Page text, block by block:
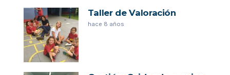
Taller de Valoración
hace 8 años